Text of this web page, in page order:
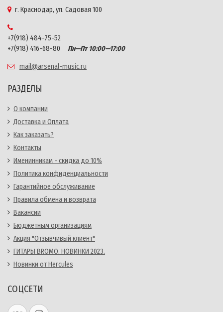
г. Краснодар, ул. Садовая 100
+7(918) 484-75-52
+7(918) 416-68-80
Пн—Пт 10:00—17:00
mail@arsenal-music.ru
РАЗДЕЛЫ
О компании
Доставка и Оплата
Как заказать?
Контакты
Именинникам - скидка до 10%
Политика конфиденциальности
Гарантийное обслуживание
Правила обмена и возврата
Вакансии
Бюджетным организациям
Акция "Отзывчивый клиент"
ГИТАРЫ BROMO. НОВИНКИ 2023.
Новинки от Hercules
СОЦСЕТИ